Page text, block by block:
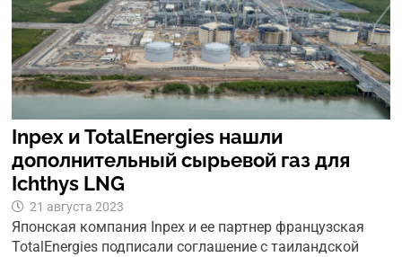
Inpex и TotalEnergies нашли
дополнительный сырьевой газ для
Ichthys LNG
21 августа 2023
Японская компания Inpex и ее партнер французская
TotalEnergies подписали соглашение с таиландской